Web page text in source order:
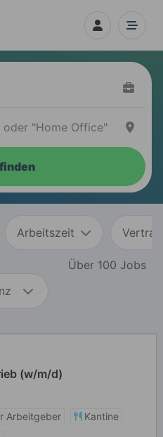
Arbeitszeit
Über 100 Jobs
(w/m/d)
Arbeitgeber
Kantine